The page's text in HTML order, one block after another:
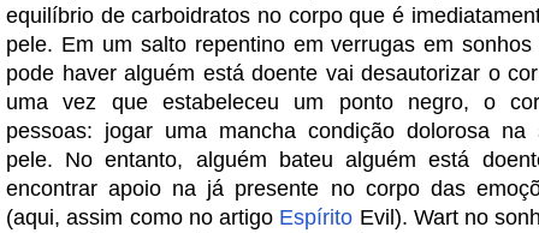
equilíbrio de carboidratos no corpo que é
pele. Em um salto repentino em verrugas em
pode haver alguém está doente vai desautorizar o
uma vez que estabeleceu um ponto negro, o
pessoas: jogar uma mancha condição dolorosa na
pele. No entanto, alguém bateu alguém está
encontrar apoio na já presente no corpo das
(aqui, assim como no artigo Espírito Evil). Wart no